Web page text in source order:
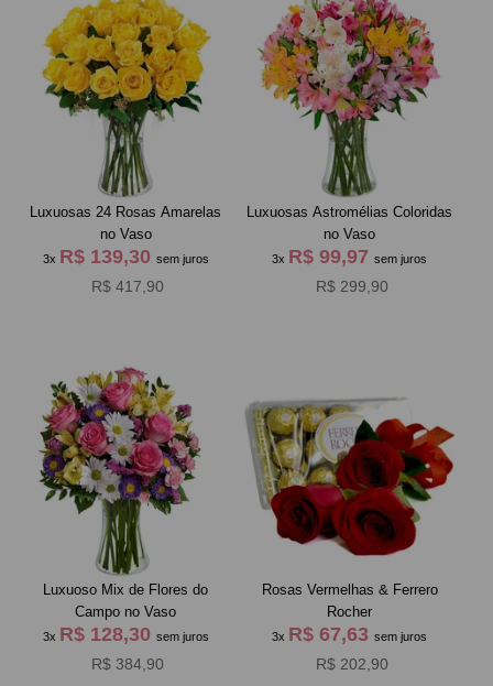
Luxuosas 24 Rosas Amarelas
no Vaso
3x R$ 139,30 sem juros
R$ 417,90
Luxuosas Astromélias Coloridas
no Vaso
3x R$ 99,97sem juros
R$ 299,90
Luxuoso Mix de Flores do
Campo no Vaso
3x R$ 128,30 sem juros
R$ 384,90
Rosas Vermelhas & Ferrero
Rocher
3x R$ 67,63sem juros
R$ 202,90